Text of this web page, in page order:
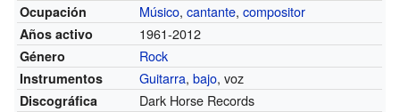
Ocupación
Músico,cantante,compositor
Años activo 1961-2012
Género Rock
Instrumentos Guitarra,bajo, voz
Discográfica Dark Horse Records